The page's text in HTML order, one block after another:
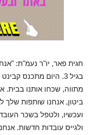
חגית פאר, יו"ר נעמ"ת:
בגיל 3. היום מתכנס
מתווה, שכחו אותנו בבית.
ביטון, אנחנו שותפות שלך
ועכשיו, ולטפל בשכר
ולגייס עובדות חדשות.